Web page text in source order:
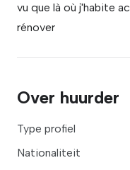
vu que là où j'habite
rénover
Over huurder
Type profiel
Nationaliteit